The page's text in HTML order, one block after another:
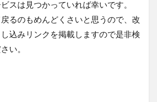
スは見つかっていれば幸いです。
るのもめんどくさいと思うので、改
込みリンクを掲載しますので是非検
い。